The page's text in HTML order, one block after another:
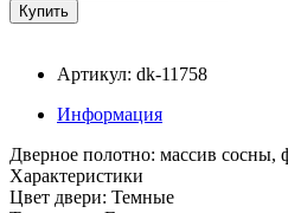
Артикул: dk-11758
Информация
Дверное полотно: массив
Характеристики
Цвет двери: Темные